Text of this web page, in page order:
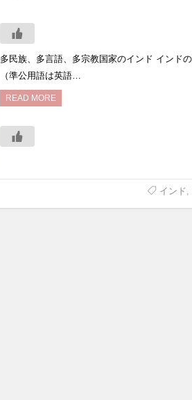
多民族、多言語、多宗教国家のインド インド
（準公用語は英語…
READ MORE
インド ,